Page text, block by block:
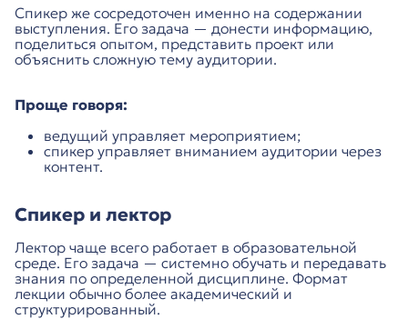
Спикер же сосредоточен именно на содержании
выступления. Его задача — донести информацию,
поделиться опытом, представить проект или
объяснить сложную тему аудитории.
Проще говоря:
ведущий управляет мероприятием;
спикер управляет вниманием аудитории через
контент.
Спикер и лектор
Лектор чаще всего работает в образовательной
среде. Его задача — системно обучать и передавать
знания по определенной дисциплине. Формат
лекции обычно более академический и
структурированный.